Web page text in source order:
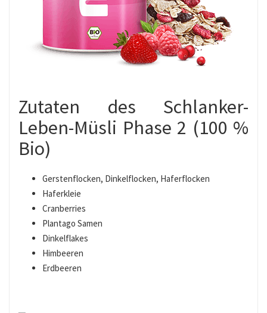
Zutaten des Schlanker-
Leben-Müsli Phase 2 (100 %
Bio)
Gerstenflocken, Dinkelflocken, Haferflocken
Haferkleie
Cranberries
Plantago Samen
Dinkelflakes
Himbeeren
Erdbeeren